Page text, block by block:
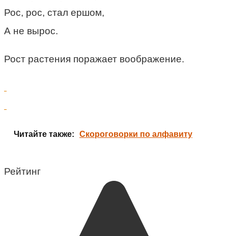
Рос, рос, стал ершом,
А не вырос.
Рост растения поражает воображение.
Читайте также: Скороговорки по алфавиту
Рейтинг